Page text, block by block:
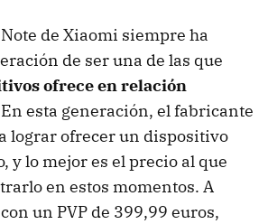
de Xiaomi siempre ha
de ser una de las que
ofrece en relación
esta generación, el fabricante
lograr ofrecer un dispositivo
y lo mejor es el precio al que
en estos momentos. A
un PVP de 399,99 euros,